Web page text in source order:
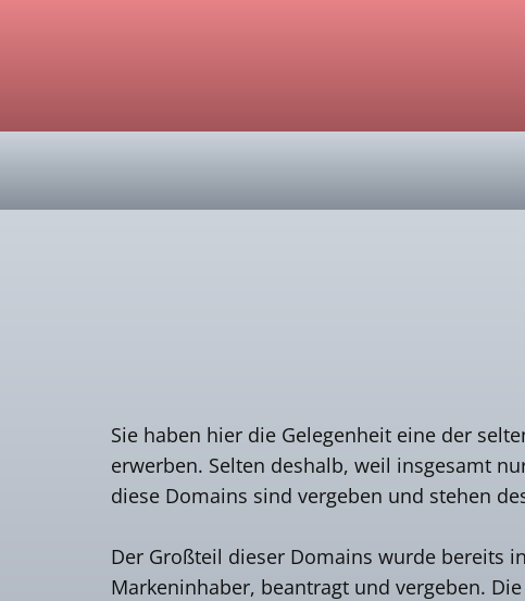
Sie haben hier die Gelegenheit eine der
erwerben. Selten deshalb, weil insgesamt
diese Domains sind vergeben und stehen
Der Großteil dieser Domains wurde bereits
Markeninhaber, beantragt und vergeben.